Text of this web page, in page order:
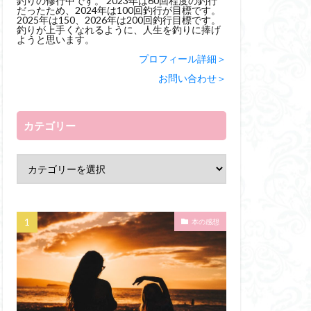
だったため、2024年は100回釣行が目標です。
2025年は150、2026年は200回釣行目標です。
釣りが上手くなれるように、人生を釣りに捧げ
ようと思います。
プロフィール詳細＞
お問い合わせ＞
カテゴリー
本の感想